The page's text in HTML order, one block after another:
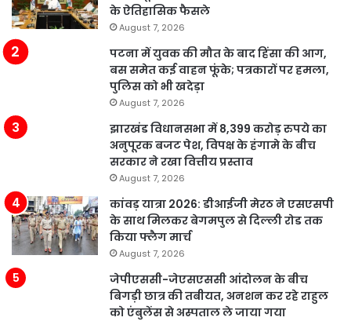
के ऐतिहासिक फैसले
August 7, 2026
पटना में युवक की मौत के बाद हिंसा की आग,
बस समेत कई वाहन फूंके; पत्रकारों पर हमला,
पुलिस को भी खदेड़ा
August 7, 2026
झारखंड विधानसभा में 8,399 करोड़ रुपये का
अनुपूरक बजट पेश, विपक्ष के हंगामे के बीच
सरकार ने रखा वित्तीय प्रस्ताव
August 7, 2026
कांवड़ यात्रा 2026: डीआईजी मेरठ ने एसएसपी
के साथ मिलकर बेगमपुल से दिल्ली रोड तक
किया फ्लैग मार्च
August 7, 2026
जेपीएससी-जेएसएससी आंदोलन के बीच
बिगड़ी छात्र की तबीयत, अनशन कर रहे राहुल
को एंबुलेंस से अस्पताल ले जाया गया